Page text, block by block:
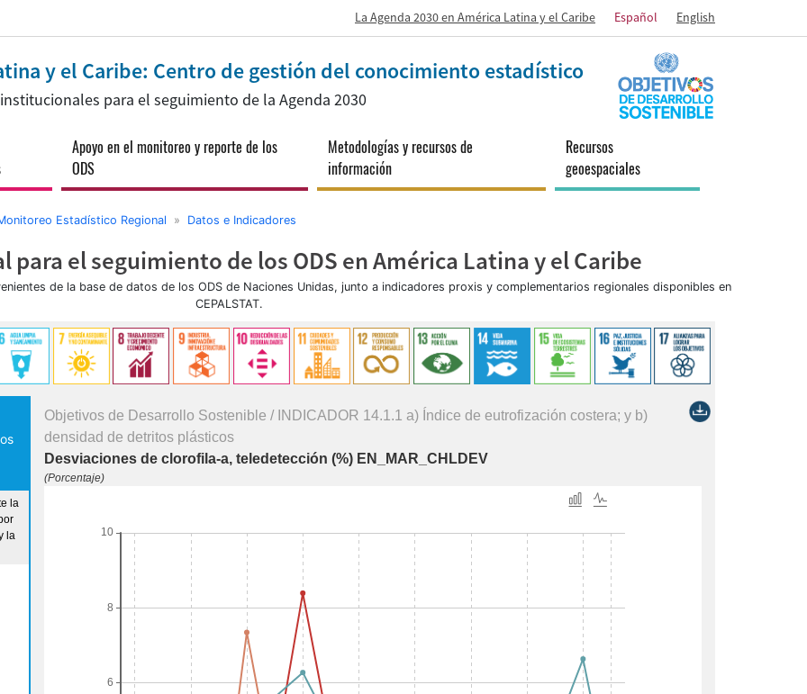
La Agenda 2030 en América Latina y el Caribe Español English
y el Caribe: Centro de gestión del conocimiento estadístico
para el seguimiento de la Agenda 2030
Apoyo en el monitoreo y reporte de los
ODS
Metodologías y recursos de
información
Recursos
geoespaciales
Estadístico Regional » Datos e Indicadores
para el seguimiento de los ODS en América Latina y el Caribe
de la base de datos de los ODS de Naciones Unidas, junto a indicadores proxis y complementarios regionales disponibles en
CEPALSTAT.
la
la
Objetivos de Desarrollo Sostenible / INDICADOR 14.1.1 a) Índice de eutrofización costera; y b)
densidad de detritos plásticos
Desviaciones de clorofila-a, teledetección (%) EN_MAR_CHLDEV
(Porcentaje)